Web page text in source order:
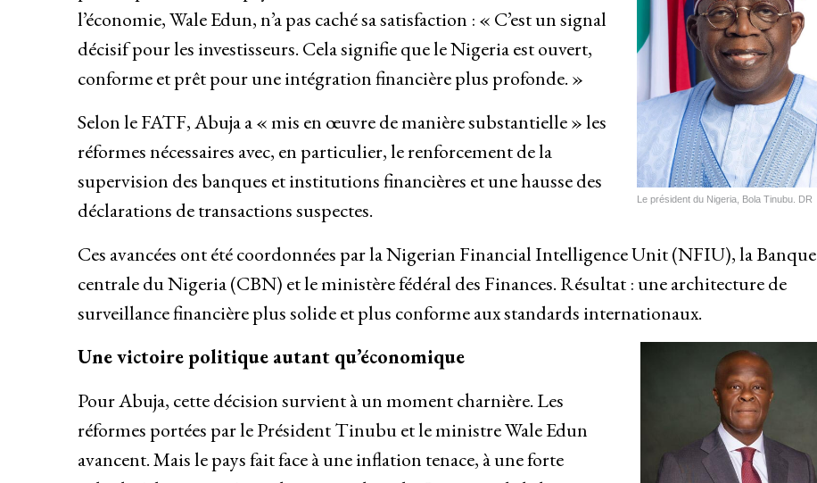
Le président du Nigeria, Bola Tinubu. DR
l’économie, Wale Edun, n’a pas caché sa satisfaction : « C’est un signal
décisif pour les investisseurs. Cela signifie que le Nigeria est ouvert,
conforme et prêt pour une intégration financière plus profonde. »
Selon le FATF, Abuja a « mis en œuvre de manière substantielle » les
réformes nécessaires avec, en particulier, le renforcement de la
supervision des banques et institutions financières et une hausse des
déclarations de transactions suspectes.
Ces avancées ont été coordonnées par la Nigerian Financial Intelligence Unit (NFIU), la Banque
centrale du Nigeria (CBN) et le ministère fédéral des Finances. Résultat : une architecture de
surveillance financière plus solide et plus conforme aux standards internationaux.
Une victoire politique autant qu’économique
Pour Abuja, cette décision survient à un moment charnière. Les
réformes portées par le Président Tinubu et le ministre Wale Edun
avancent. Mais le pays fait face à une inflation tenace, à une forte